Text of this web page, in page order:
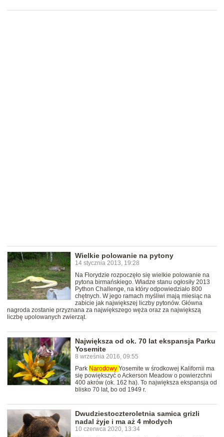
Wielkie polowanie na pytony
14 stycznia 2013, 19:28
Na Florydzie rozpoczęło się wielkie polowanie na
pytona birmańskiego. Władze stanu ogłosiły 2013
Python Challenge, na który odpowiedziało 800
chętnych. W jego ramach myśliwi mają miesiąc na
zabicie jak największej liczby pytonów. Główna
nagroda zostanie przyznana za największego węża oraz za największą
liczbę upolowanych zwierząt.
Największa od ok. 70 lat ekspansja Parku
Yosemite
8 września 2016, 09:55
Park Narodowy Yosemite w środkowej Kalifornii ma
się powiększyć o Ackerson Meadow o powierzchni
400 akrów (ok. 162 ha). To największa ekspansja od
blisko 70 lat, bo od 1949 r.
Dwudziestoczteroletnia samica grizli
nadal żyje i ma aż 4 młodych
10 czerwca 2020, 13:34